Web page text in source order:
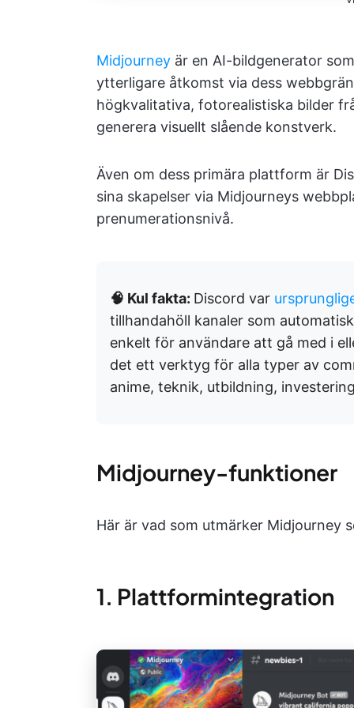
Midjourney är en AI-bildgenerator
ytterligare åtkomst via dess
högkvalitativa, fotorealistiska bilder
generera visuellt slående konstverk.
Även om dess primära plattform är
sina skapelser via Midjourneys
prenumerationsnivå.
🧠 Kul fakta: Discord var
tillhandahöll kanaler som
enkelt för användare att gå med i
det ett verktyg för alla typer av
anime, teknik, utbildning,
Midjourney-funktioner
Här är vad som utmärker Midjourney
1. Plattformintegration